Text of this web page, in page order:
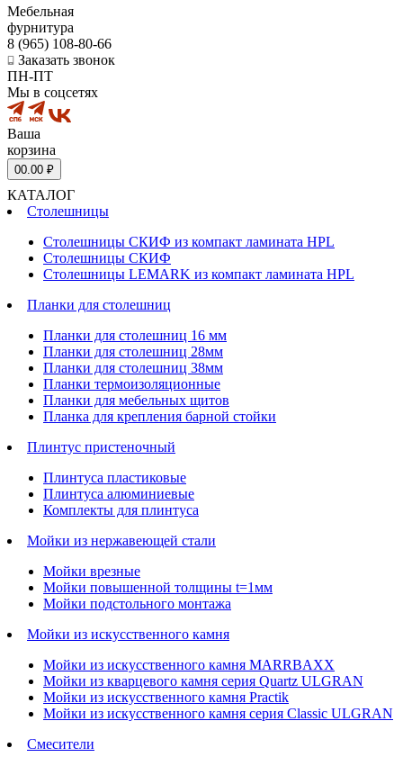
Мебельная
фурнитура
8 (965) 108-80-66
Заказать звонок
ПН-ПТ
Мы в соцсетях
Ваша
корзина
00.00 ₽
КАТАЛОГ
Столешницы
Столешницы СКИФ из компакт ламината HPL
Столешницы СКИФ
Столешницы LEMARK из компакт ламината HPL
Планки для столешниц
Планки для столешниц 16 мм
Планки для столешниц 28мм
Планки для столешниц 38мм
Планки термоизоляционные
Планки для мебельных щитов
Планка для крепления барной стойки
Плинтус пристеночный
Плинтуса пластиковые
Плинтуса алюминиевые
Комплекты для плинтуса
Мойки из нержавеющей стали
Мойки врезные
Мойки повышенной толщины t=1мм
Мойки подстольного монтажа
Мойки из искусственного камня
Мойки из искусственного камня MARRBAXX
Мойки из кварцевого камня серия Quartz ULGRAN
Мойки из искусственного камня Practik
Мойки из искусственного камня серия Classic ULGRAN
Смесители